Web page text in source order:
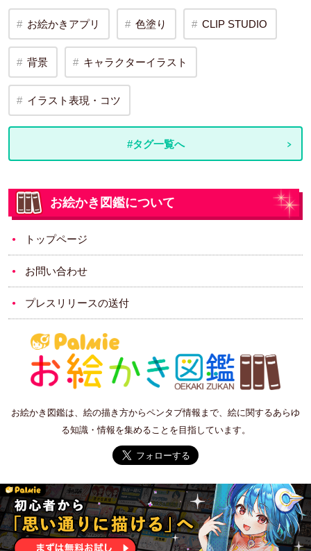
お絵かきアプリ 色塗り CLIP STUDIO
背景 キャラクターイラスト
イラスト表現・コツ
#タグ一覧へ
お絵かき図鑑について
トップページ
お問い合わせ
プレスリリースの送付
お絵かき図鑑は、絵の描き方からペンタブ情報まで、絵に関するあらゆ
る知識・情報を集めることを目指しています。